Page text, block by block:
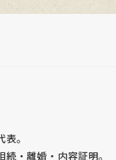
。
・離婚・内容証明。